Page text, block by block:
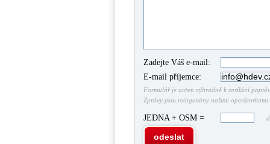
Zadejte Váš e-mail:
E-mail příjemce:
Formulář je určen výhradně k zasílání
Zprávy jsou redigovány našimi
JEDNA + OSM =
odeslat